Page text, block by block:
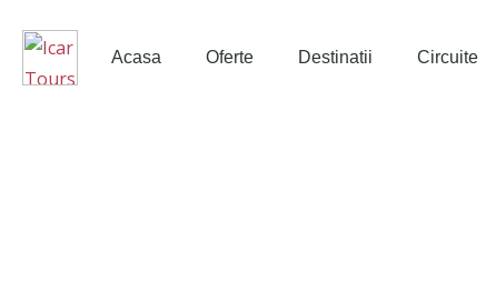
Acasa Oferte Destinatii Circuite